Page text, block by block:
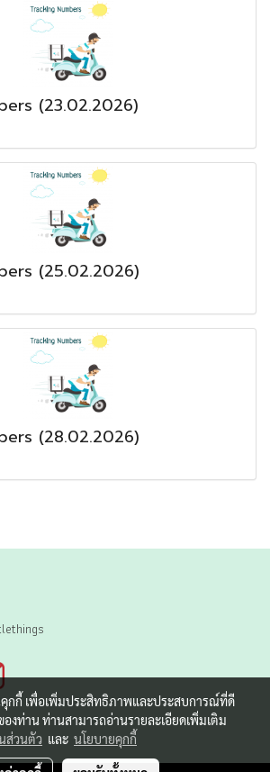
(23.02.2026)
(25.02.2026)
(28.02.2026)
คุกกี้ เพื่อเพิ่มประสิทธิภาพและประสบการณ์ที่ดี
องท่าน ท่านสามารถอ่านรายละเอียดเพิ่มเติม
ส่วนตัว และ นโยบายคุกกี้